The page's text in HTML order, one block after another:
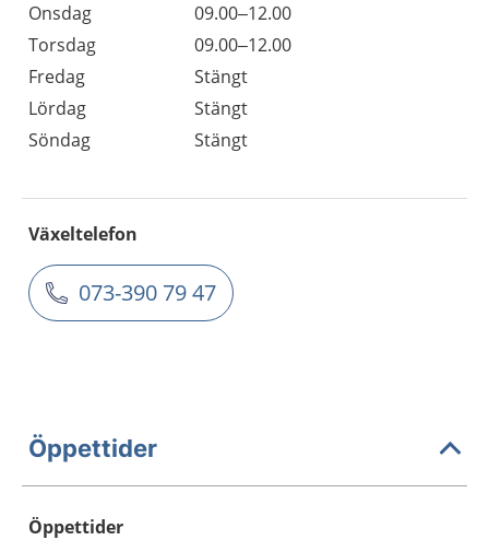
Onsdag
09.00–12.00
Torsdag
09.00–12.00
Fredag
Stängt
Lördag
Stängt
Söndag
Stängt
Växeltelefon
073-390 79 47
Öppettider
Öppettider